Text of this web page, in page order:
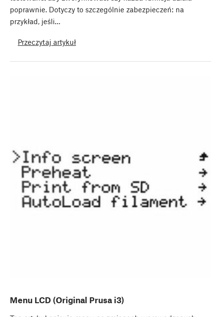
poprawnie. Dotyczy to szczególnie zabezpieczeń: na
przykład, jeśli…
Przeczytaj artykuł
Menu LCD (Original Prusa i3)